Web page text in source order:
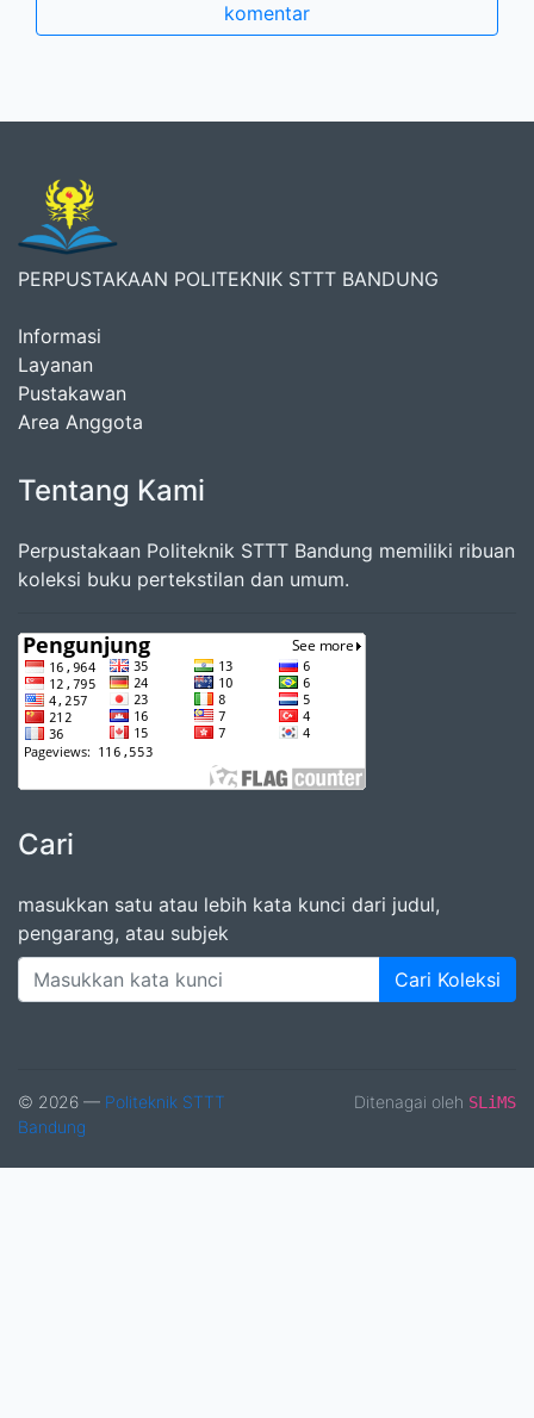
komentar
PERPUSTAKAAN POLITEKNIK STTT BANDUNG
Informasi
Layanan
Pustakawan
Area Anggota
Tentang Kami
Perpustakaan Politeknik STTT Bandung memiliki ribuan
koleksi buku pertekstilan dan umum.
Cari
masukkan satu atau lebih kata kunci dari judul,
pengarang, atau subjek
Cari Koleksi
© 2026 — Politeknik STTT
Bandung
Ditenagai oleh SLiMS